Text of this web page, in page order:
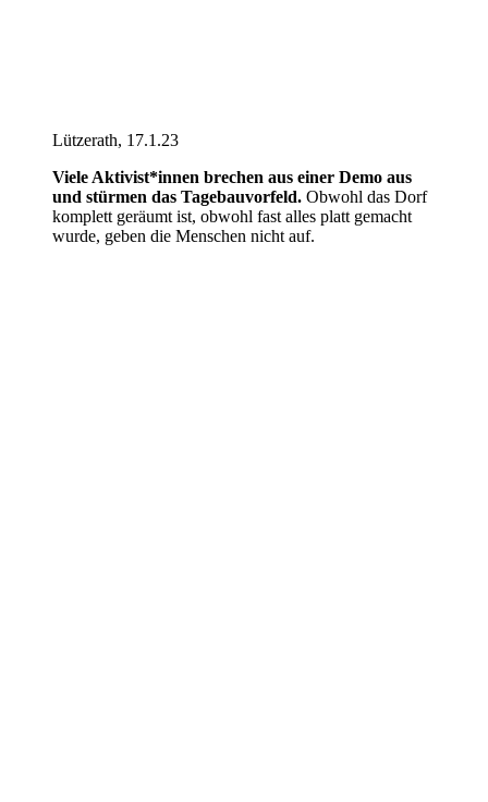
Lützerath, 17.1.23
Viele Aktivist*innen brechen aus einer Demo aus
und stürmen das Tagebauvorfeld. Obwohl das Dorf
komplett geräumt ist, obwohl fast alles platt gemacht
wurde, geben die Menschen nicht auf.